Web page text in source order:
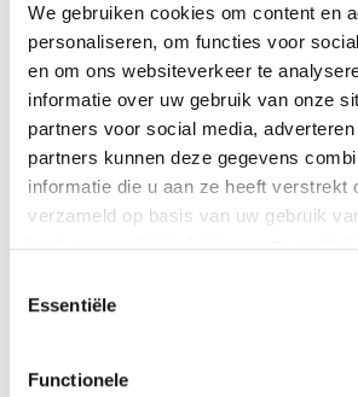
We gebruiken cookies om content en
personaliseren, om functies voor
en om ons websiteverkeer te
informatie over uw gebruik van onze
partners voor social media,
partners kunnen deze gegevens
informatie die u aan ze heeft verstrekt
verzameld op basis van uw gebruik
kunt onscookiebeleiden onze
Essentiële
Functionele
Voor hybride auto's die vanaf 1
aangeschaft, wordt de
brandstofkosten (benzine of
50%. Om het gebruik van de
aan te moedigen, bv. voor plug-
elektriciteitskosten niet aan
onderworpen zijn.